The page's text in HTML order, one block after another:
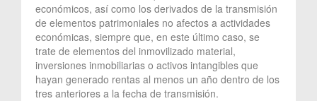
económicos, así como los derivados de la transmisión
de elementos patrimoniales no afectos a actividades
económicas, siempre que, en este último caso, se
trate de elementos del inmovilizado material,
inversiones inmobiliarias o activos intangibles que
hayan generado rentas al menos un año dentro de los
tres anteriores a la fecha de transmisión.